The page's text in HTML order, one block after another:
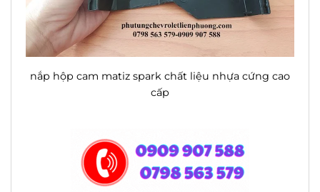
nắp hộp cam matiz spark chất liệu nhựa cứng cao
cấp